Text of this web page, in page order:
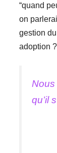
“quand
on
gestion du
adoption ?
Nous
qu’il